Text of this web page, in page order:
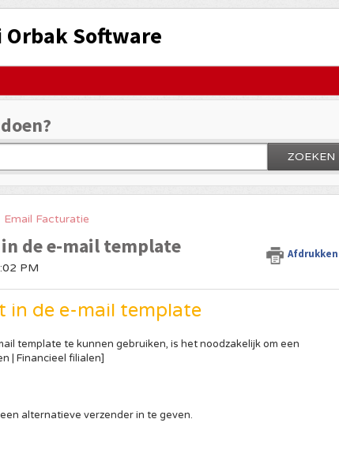
Orbak Software
ZOEKEN
Email Facturatie
de e-mail template
Afdrukken
PM
in de e-mail template
template te kunnen gebruiken, is het noodzakelijk om een
| Financieel filialen]
alternatieve verzender in te geven.